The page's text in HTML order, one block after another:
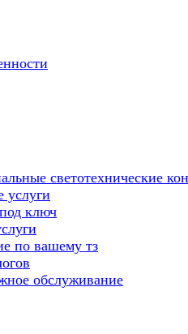
светотехнические
услуги
ключ
по вашему тз
обслуживание